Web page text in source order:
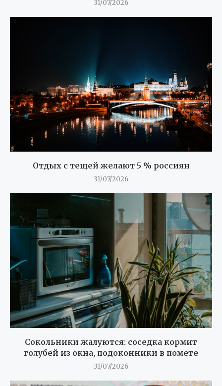
31/07/2026
Отдых с тещей желают 5 % россиян
31/07/2026
Сокольники жалуются: соседка кормит
голубей из окна, подоконники в помете
31/07/2026